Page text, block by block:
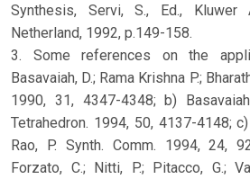
Synthesis, Servi, S., Ed., Kluwer
Netherland, 1992, p.149-158.
3. Some references on the
Basavaiah, D.; Rama Krishna P.;
1990, 31, 4347-4348; b)
Tetrahedron. 1994, 50, 4137-4148;
Rao, P. Synth. Comm. 1994, 24,
Forzato, C.; Nitti, P.; Pitacco, G.;